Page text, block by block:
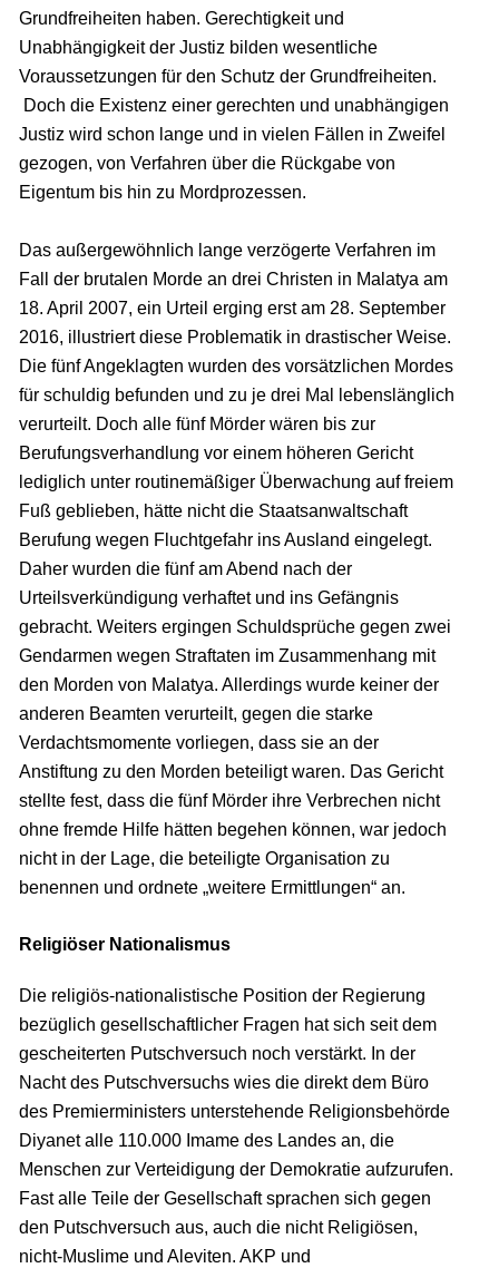
Grundfreiheiten haben. Gerechtigkeit und
Unabhängigkeit der Justiz bilden wesentliche
Voraussetzungen für den Schutz der Grundfreiheiten.
Doch die Existenz einer gerechten und unabhängigen
Justiz wird schon lange und in vielen Fällen in Zweifel
gezogen, von Verfahren über die Rückgabe von
Eigentum bis hin zu Mordprozessen.
Das außergewöhnlich lange verzögerte Verfahren im
Fall der brutalen Morde an drei Christen in Malatya am
18. April 2007, ein Urteil erging erst am 28. September
2016, illustriert diese Problematik in drastischer Weise.
Die fünf Angeklagten wurden des vorsätzlichen Mordes
für schuldig befunden und zu je drei Mal lebenslänglich
verurteilt. Doch alle fünf Mörder wären bis zur
Berufungsverhandlung vor einem höheren Gericht
lediglich unter routinemäßiger Überwachung auf freiem
Fuß geblieben, hätte nicht die Staatsanwaltschaft
Berufung wegen Fluchtgefahr ins Ausland eingelegt.
Daher wurden die fünf am Abend nach der
Urteilsverkündigung verhaftet und ins Gefängnis
gebracht. Weiters ergingen Schuldsprüche gegen zwei
Gendarmen wegen Straftaten im Zusammenhang mit
den Morden von Malatya. Allerdings wurde keiner der
anderen Beamten verurteilt, gegen die starke
Verdachtsmomente vorliegen, dass sie an der
Anstiftung zu den Morden beteiligt waren. Das Gericht
stellte fest, dass die fünf Mörder ihre Verbrechen nicht
ohne fremde Hilfe hätten begehen können, war jedoch
nicht in der Lage, die beteiligte Organisation zu
benennen und ordnete „weitere Ermittlungen“ an.
Religiöser Nationalismus
Die religiös-nationalistische Position der Regierung
bezüglich gesellschaftlicher Fragen hat sich seit dem
gescheiterten Putschversuch noch verstärkt. In der
Nacht des Putschversuchs wies die direkt dem Büro
des Premierministers unterstehende Religionsbehörde
Diyanet alle 110.000 Imame des Landes an, die
Menschen zur Verteidigung der Demokratie aufzurufen.
Fast alle Teile der Gesellschaft sprachen sich gegen
den Putschversuch aus, auch die nicht Religiösen,
nicht-Muslime und Aleviten. AKP und